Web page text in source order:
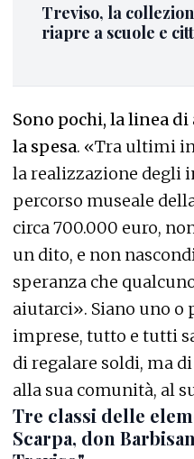
Treviso, la
riapre a scuole e
Sono pochi, la linea
la spesa. «Tra ultimi
la realizzazione degli
percorso museale
circa 700.000 euro,
un dito, e non
speranza che
aiutarci». Siano uno
imprese, tutto e tutti
di regalare soldi, ma
alla sua comunità, al
Tre classi delle
Scarpa, don